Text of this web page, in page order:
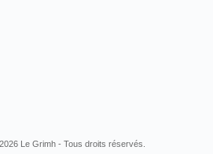
Le Grimh - Tous droits réservés.